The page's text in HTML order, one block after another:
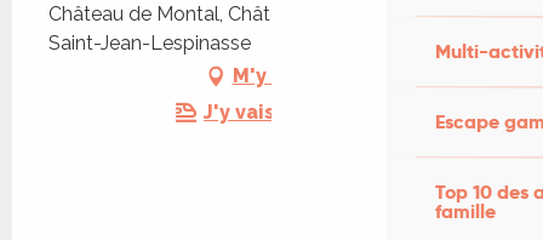
Multi-
Escape
Top 10 des
famille
Château de Montal, Château de Montal, 46400
Saint-Jean-Lespinasse
M'y rendre
J'y vais en train !